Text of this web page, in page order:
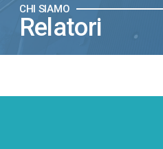
CHI SIAMO
Relatori